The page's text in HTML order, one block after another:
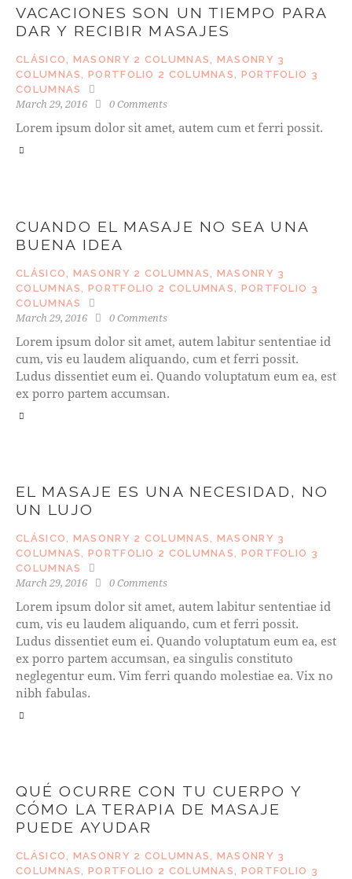
VACACIONES SON UN TIEMPO PARA
DAR Y RECIBIR MASAJES
CLÁSICO, MASONRY 2 COLUMNAS, MASONRY 3
COLUMNAS,PORTFOLIO 2 COLUMNAS, PORTFOLIO 3
COLUMNAS
March 29, 2016 0 Comments
Lorem ipsum dolor sit amet, autem cum et ferri possit.
CUANDO EL MASAJE NO SEA UNA
BUENA IDEA
CLÁSICO , MASONRY 2 COLUMNAS , MASONRY 3
COLUMNAS ,PORTFOLIO 2 COLUMNAS , PORTFOLIO 3
COLUMNAS
March 29, 2016 0 Comments
Lorem ipsum dolor sit amet, autem labitur sententiae id
cum, vis eu laudem aliquando, cum et ferri possit.
Ludus dissentiet eum ei. Quando voluptatum eum ea, est
ex porro partem accumsan.
EL MASAJE ES UNA NECESIDAD, NO
UN LUJO
CLÁSICO , MASONRY 2 COLUMNAS , MASONRY 3
COLUMNAS ,PORTFOLIO 2 COLUMNAS , PORTFOLIO 3
COLUMNAS
March 29, 2016 0 Comments
Lorem ipsum dolor sit amet, autem labitur sententiae id
cum, vis eu laudem aliquando, cum et ferri possit.
Ludus dissentiet eum ei. Quando voluptatum eum ea, est
ex porro partem accumsan, ea singulis constituto
neglegentur eum. Vim ferri quando molestiae ea. Vix no
nibh fabulas.
QUÉ OCURRE CON TU CUERPO Y
CÓMO LA TERAPIA DE MASAJE
PUEDE AYUDAR
CLÁSICO, MASONRY 2 COLUMNAS, MASONRY 3
COLUMNAS,PORTFOLIO 2 COLUMNAS, PORTFOLIO 3